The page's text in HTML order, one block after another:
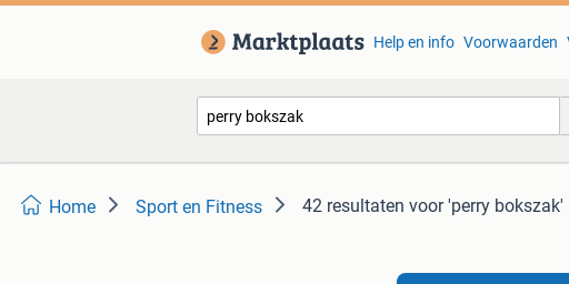
Help en info Voorwaarden
Home Sport en Fitness 42 resultaten voor 'perry bokszak'